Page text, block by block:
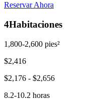
Reservar Ahora
4Habitaciones
1,800-2,600 pies²
$2,416
$2,176 - $2,656
8.2-10.2 horas